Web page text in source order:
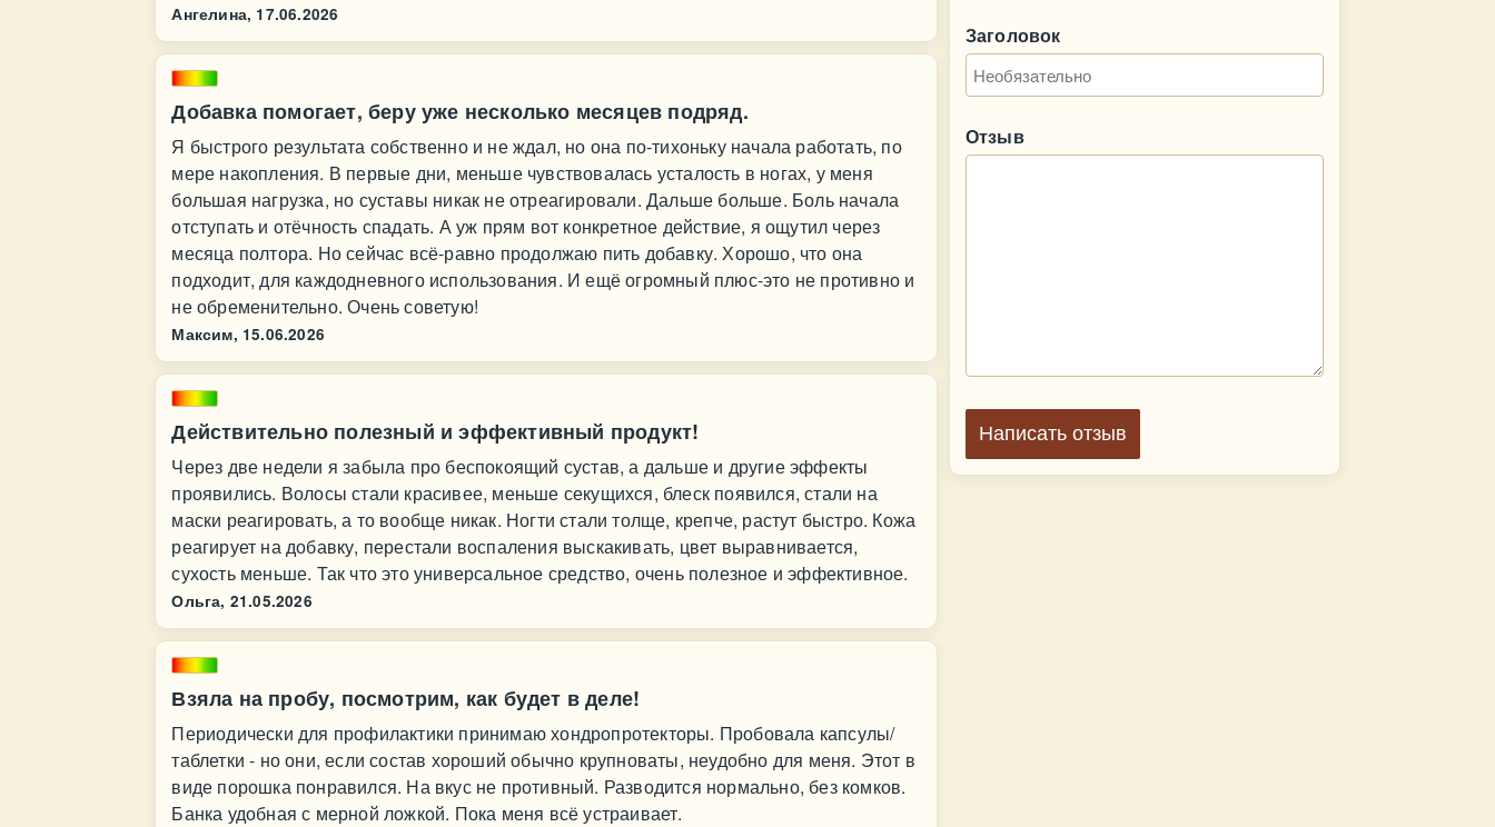
Ангелина, 17.06.2026
Добавка помогает, беру уже несколько месяцев подряд.
Я быстрого результата собственно и не ждал, но она по-тихоньку начала работать, по
мере накопления. В первые дни, меньше чувствовалась усталость в ногах, у меня
большая нагрузка, но суставы никак не отреагировали. Дальше больше. Боль начала
отступать и отёчность спадать. А уж прям вот конкретное действие, я ощутил через
месяца полтора. Но сейчас всё-равно продолжаю пить добавку. Хорошо, что она
подходит, для каждодневного использования. И ещё огромный плюс-это не противно и
не обременительно. Очень советую!
Максим, 15.06.2026
Действительно полезный и эффективный продукт!
Через две недели я забыла про беспокоящий сустав, а дальше и другие эффекты
проявились. Волосы стали красивее, меньше секущихся, блеск появился, стали на
маски реагировать, а то вообще никак. Ногти стали толще, крепче, растут быстро. Кожа
реагирует на добавку, перестали воспаления выскакивать, цвет выравнивается,
сухость меньше. Так что это универсальное средство, очень полезное и эффективное.
Ольга, 21.05.2026
Взяла на пробу, посмотрим, как будет в деле!
Периодически для профилактики принимаю хондропротекторы. Пробовала капсулы/
таблетки - но они, если состав хороший обычно крупноваты, неудобно для меня. Этот в
виде порошка понравился. На вкус не противный. Разводится нормально, без комков.
Банка удобная с мерной ложкой. Пока меня всё устраивает.
Заголовок
Отзыв
Написать отзыв